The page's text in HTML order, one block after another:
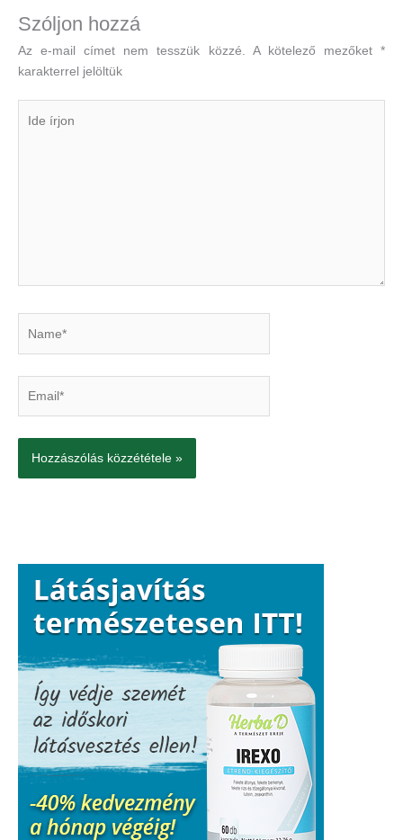
Szóljon hozzá
Az e-mail címet nem tesszük közzé. A kötelező mezőket*
karakterrel jelöltük